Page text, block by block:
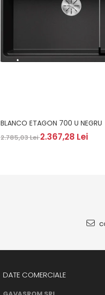
BLANCO ETAGON 700 U NEGRU
2.785,03 Lei2.367,28 Lei
DATE COMERCIALE